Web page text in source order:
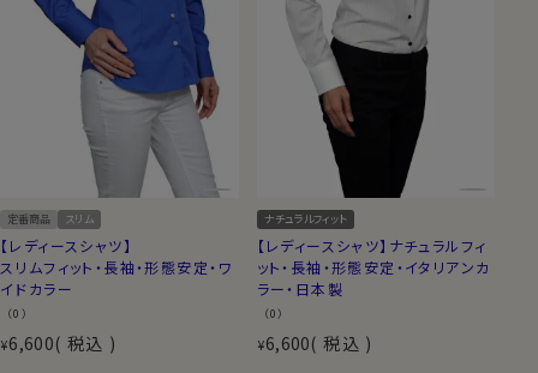
定番商品 スリム
【レディースシャツ】
スリムフィット・長袖・形態安定・ワ
イドカラー
（0）
¥6,600 税込
ナチュラルフィット
【レディースシャツ】ナチュラルフィ
ット・長袖・形態安定・イタリアンカ
ラー・日本製
（0）
¥6,600 税込